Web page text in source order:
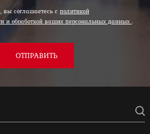
соглашаетесь с политикой
и обработкой ваших персональных данных .
ОТПРАВИТЬ